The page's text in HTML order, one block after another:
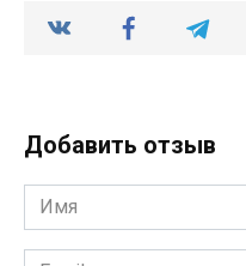
Добавить отзыв
Имя
*